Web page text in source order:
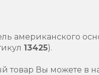
американского
13425).
товар Вы можете в